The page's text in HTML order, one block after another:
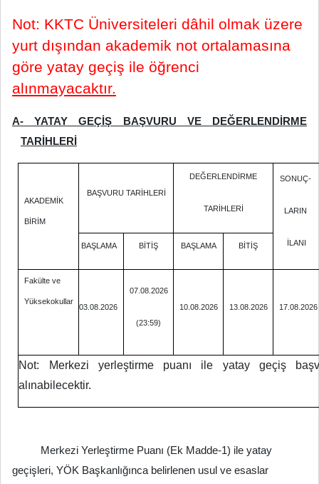
Not: KKTC Üniversiteleri dâhil olmak üzere
yurt dışından akademik not ortalamasına
göre yatay geçiş ile öğrenci
alınmayacaktır.
A- YATAY GEÇİŞ BAŞVURU VE DEĞERLENDİRME
TARİHLERİ
AKADEMİK
BİRİM
BAŞVURU TARİHLERİ
DEĞERLENDİRME
TARİHLERİ
SONUÇ-
LARIN
İLANI
BAŞLAMA BİTİŞ BAŞLAMA BİTİŞ
Fakülte ve
Yüksekokullar
03.08.2026
07.08.2026
(23:59)
10.08.2026 13.08.2026 17.08.2026
Not: Merkezi yerleştirme puanı ile yatay geçiş
alınabilecektir.
Merkezi Yerleştirme Puanı (Ek Madde-1) ile yatay
geçişleri, YÖK Başkanlığınca belirlenen usul ve esaslar